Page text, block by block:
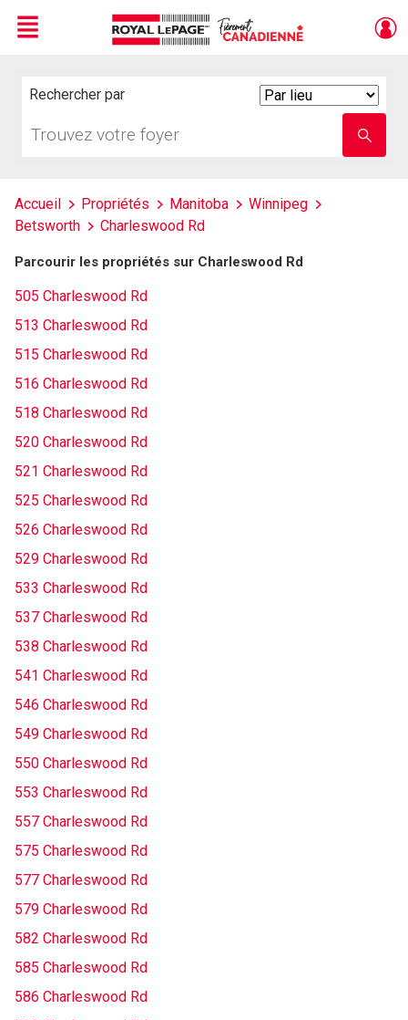
Menu
Rechercher par
votre
nom
Accueil Propriétés Manitoba
Winnipeg
Betsworth
Charleswood Rd
Parcourir les propriétés sur Charleswood Rd
505 Charleswood Rd
513 Charleswood Rd
515 Charleswood Rd
516 Charleswood Rd
518 Charleswood Rd
520 Charleswood Rd
521 Charleswood Rd
525 Charleswood Rd
526 Charleswood Rd
529 Charleswood Rd
533 Charleswood Rd
537 Charleswood Rd
538 Charleswood Rd
541 Charleswood Rd
546 Charleswood Rd
549 Charleswood Rd
550 Charleswood Rd
553 Charleswood Rd
557 Charleswood Rd
575 Charleswood Rd
577 Charleswood Rd
579 Charleswood Rd
582 Charleswood Rd
585 Charleswood Rd
586 Charleswood Rd